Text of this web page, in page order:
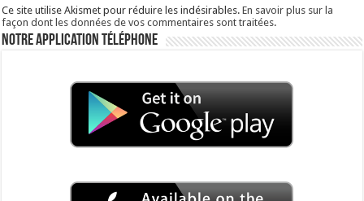
Ce site utilise Akismet pour réduire les indésirables.En savoir plus sur la
façon dont les données de vos commentaires sont traitées.
Notre application téléphone